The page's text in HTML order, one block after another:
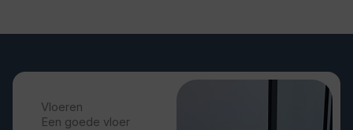
Vloeren
Een goede vloer